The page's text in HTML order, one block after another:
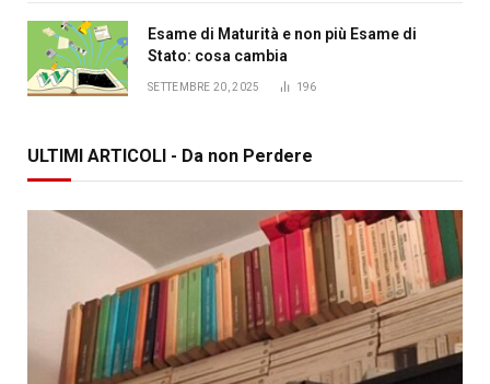
Esame di Maturità e non più Esame di
Stato: cosa cambia
SETTEMBRE 20, 2025 196
ULTIMI ARTICOLI - Da non Perdere